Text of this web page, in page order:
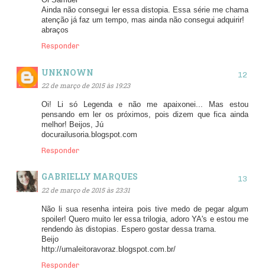
Ainda não consegui ler essa distopia. Essa série me chama
atenção já faz um tempo, mas ainda não consegui adquirir!
abraços
Responder
UNKNOWN
22 de março de 2015 às 19:23
Oi! Li só Legenda e não me apaixonei... Mas estou
pensando em ler os próximos, pois dizem que fica ainda
melhor! Beijos, Jú
docurailusoria.blogspot.com
Responder
GABRIELLY MARQUES
22 de março de 2015 às 23:31
Não li sua resenha inteira pois tive medo de pegar algum
spoiler! Quero muito ler essa trilogia, adoro YA's e estou me
rendendo às distopias. Espero gostar dessa trama.
Beijo
http://umaleitoravoraz.blogspot.com.br/
Responder